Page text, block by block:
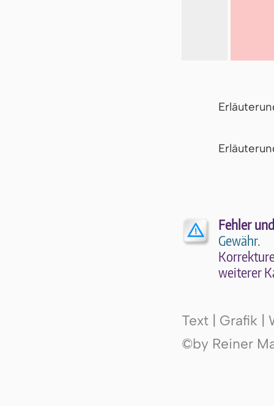
Fehler
Gewähr.
wei­te­rer
Text | Grafik |
©by Reiner